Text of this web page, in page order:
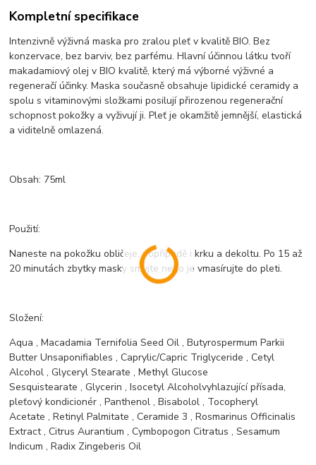
Kompletní specifikace
Intenzivně výživná maska pro zralou pleť v kvalitě BIO. Bez
konzervace, bez barviv, bez parfému. Hlavní účinnou látku tvoří
makadamiový olej v BIO kvalitě, který má výborné výživné a
regeneračí účinky. Maska současně obsahuje lipidické ceramidy a
spolu s vitaminovými složkami posilují přirozenou regenerační
schopnost pokožky a vyživují ji. Pleť je okamžitě jemnější, elastická
a viditelně omlazená.
Obsah: 75ml
Použití:
Naneste na pokožku obličeje, popřípadě i krku a dekoltu. Po 15 až
20 minutách zbytky masky smyjte nebo je vmasírujte do pleti.
Složení:
Aqua ,Macadamia Ternifolia Seed Oil ,Butyrospermum Parkii
Butter Unsaponifiables ,Caprylic/Capric Triglyceride ,Cetyl
Alcohol , Glyceryl Stearate ,Methyl Glucose
Sesquistearate , Glycerin ,Isocetyl Alcoholvyhlazující přísada,
pleťový kondicionér ,Panthenol ,Bisabolol , Tocopheryl
Acetate ,Retinyl Palmitate ,Ceramide 3 ,Rosmarinus Officinalis
Extract,Citrus Aurantium ,Cymbopogon Citratus ,Sesamum
Indicum ,Radix Zingeberis Oil